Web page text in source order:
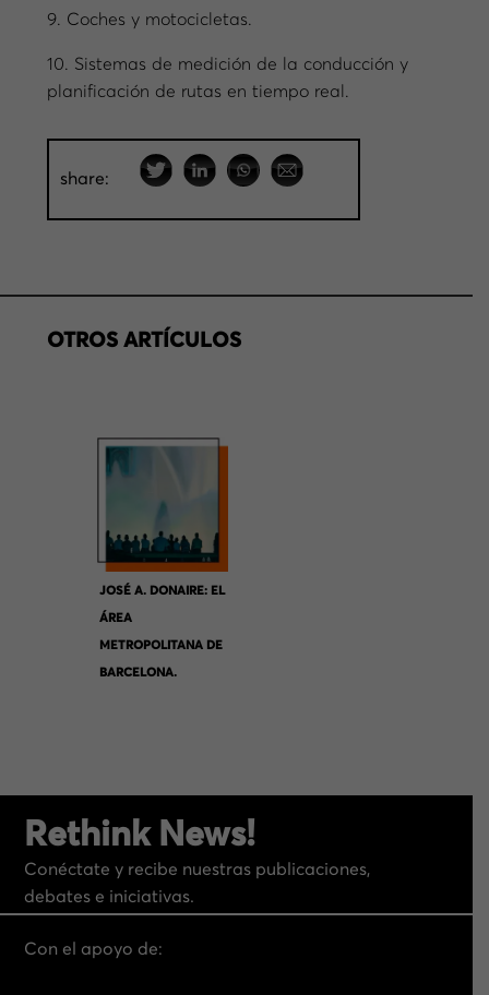
9. Coches y motocicletas.
10. Sistemas de medición de la conducción y
planificación de rutas en tiempo real.
share:
OTROS ARTÍCULOS
JOSÉ A. DONAIRE: EL
ÁREA
METROPOLITANA DE
BARCELONA.
Rethink News!
Conéctate y recibe nuestras publicaciones,
debates e iniciativas.
Con el apoyo de: